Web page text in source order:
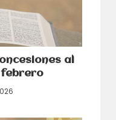
al
febrero